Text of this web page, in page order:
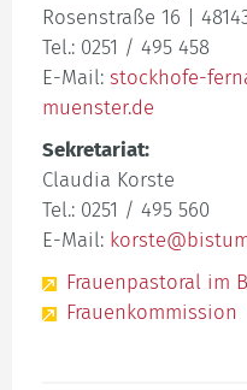
Rosenstraße 16 |
Tel.: 0251 / 495 458
E-Mail: stockhofe-
muenster.de
Sekretariat:
Claudia Korste
Tel.: 0251 / 495 560
E-Mail:
Frauenpastoral im
Frauenkommission